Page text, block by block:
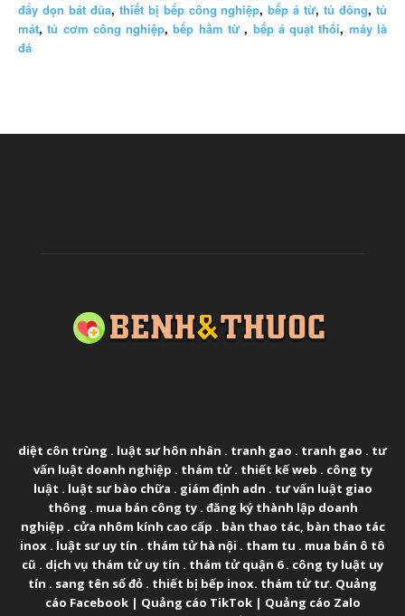
đẩy dọn bát đũa, thiết bị bếp công nghiệp,bếp á từ,tủ đông,tủ
mát,tủ cơm công nghiệp,bếp hầm từ , bếp á quạt thổi, máy là
đá
diệt côn trùng . luật sư hôn nhân . tranh gao . tranh gao . tư
vấn luật doanh nghiệp . thám tử. thiết kế web . công ty
luật . luật sư bào chữa . giám định adn . tư vấn luật giao
thông . mua bán công ty. đăng ký thành lập doanh
nghiệp . cửa nhôm kính cao cấp . bàn thao tác, bàn thao tác
inox . luật sư uy tín . thám tử hà nội . tham tu . mua bán ô tô
cũ . dịch vụ thám tử uy tín . thám tử quận 6. công ty luật uy
tín . sang tên sổ đỏ . thiết bị bếp inox. thám tử tư. Quảng
cáo Facebook| Quảng cáo TikTok| Quảng cáo Zalo